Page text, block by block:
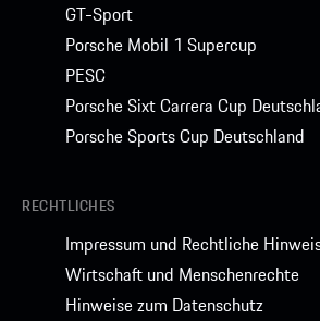
GT-Sport
Porsche Mobil 1 Supercup
PESC
Porsche Sixt Carrera Cup
Porsche Sports Cup Deutschland
RECHTLICHES
Impressum und Rechtliche
Wirtschaft und Menschenrechte
Hinweise zum Datenschutz